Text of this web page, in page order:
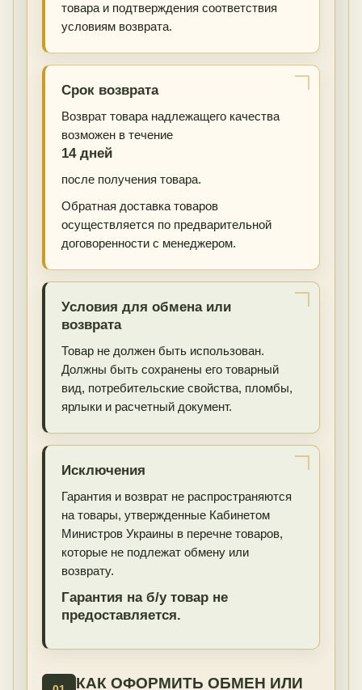
товара и подтверждения соответствия
условиям возврата.
Срок возврата
Возврат товара надлежащего качества
возможен в течение
14 дней
после получения товара.
Обратная доставка товаров
осуществляется по предварительной
договоренности с менеджером.
Условия для обмена или
возврата
Товар не должен быть использован.
Должны быть сохранены его товарный
вид, потребительские свойства, пломбы,
ярлыки и расчетный документ.
Исключения
Гарантия и возврат не распространяются
на товары, утвержденные Кабинетом
Министров Украины в перечне товаров,
которые не подлежат обмену или
возврату.
Гарантия на б/у товар не
предоставляется.
КАК ОФОРМИТЬ ОБМЕН ИЛИ